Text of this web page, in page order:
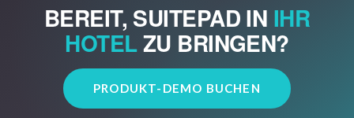
BEREIT, SUITEPAD IN IHR
HOTELZU BRINGEN?
PRODUKT-DEMO BUCHEN